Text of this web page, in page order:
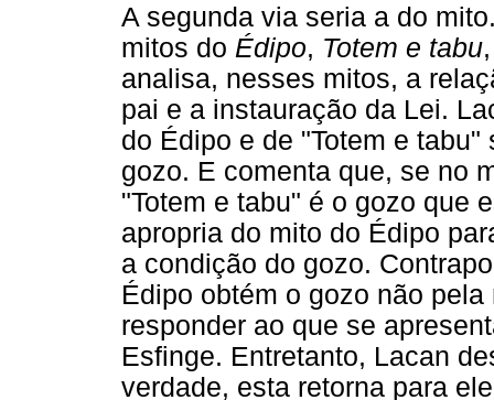
A segunda via seria a do
mitos do Édipo, Totem e tabu
analisa, nesses mitos, a
pai e a instauração da Lei.
do Édipo e de "Totem e
gozo. E comenta que, se no
"Totem e tabu" é o gozo que
apropria do mito do Édipo
a condição do gozo.
Édipo obtém o gozo não
responder ao que se
Esfinge. Entretanto, Lacan
verdade, esta retorna para